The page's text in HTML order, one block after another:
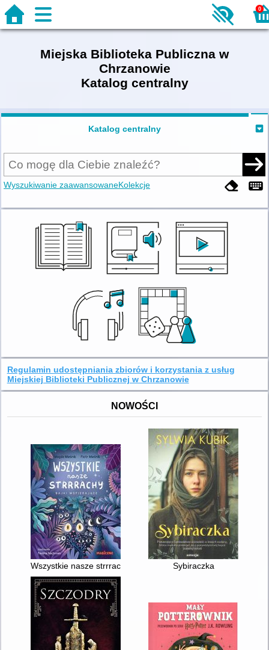
0
Miejska Biblioteka Publiczna w
Chrzanowie
Katalog centralny
Katalog centralny
Wyszukiwanie zaawansowaneKolekcje
Regulamin udostępniania zbiorów i korzystania z usług
Miejskiej Biblioteki Publicznej w Chrzanowie
NOWOŚCI
Wszystkie nasze strrrachy : bajki wspierające
Sybiraczka